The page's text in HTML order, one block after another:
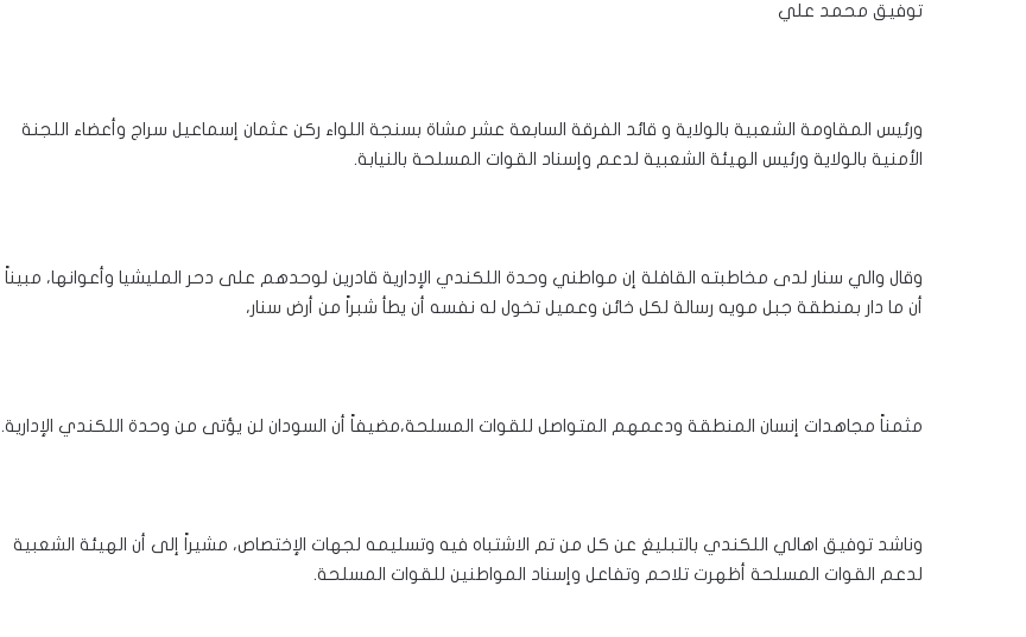
توفيق محمد علي
ورئيس المقاومة الشعبية بالولاية و قائد الفرقة السابعة عشر مشاة بسنجة اللواء ركن عثمان إسماعيل سراج وأعضاء اللجنة
الأمنية بالولاية ورئيس الهيئة الشعبية لدعم وإسناد القوات المسلحة بالنيابة.
وقال والي سنار لدى مخاطبته القافلة إن مواطني وحدة اللكندي الإدارية قادرين لوحدهم على دحر المليشيا وأعوانها، مبيناً
أن ما دار بمنطقة جبل مويه رسالة لكل خائن وعميل تخول له نفسه أن يطأ شبراً من أرض سنار،
مثمناً مجاهدات إنسان المنطقة ودعمهم المتواصل للقوات المسلحة،مضيفاً أن السودان لن يؤتى من وحدة اللكندي الإدارية.
وناشد توفيق اهالي اللكندي بالتبليغ عن كل من تم الاشتباه فيه وتسليمه لجهات الإختصاص، مشيراً إلى أن الهيئة الشعبية
لدعم القوات المسلحة أظهرت تلاحم وتفاعل وإسناد المواطنين للقوات المسلحة.